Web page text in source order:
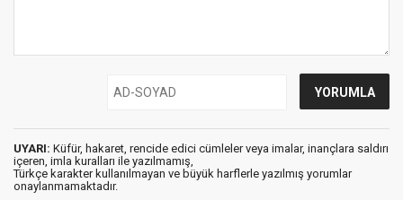
UYARI: Küfür, hakaret, rencide edici cümleler veya imalar, inançlara saldırı
içeren, imla kuralları ile yazılmamış,
Türkçe karakter kullanılmayan ve büyük harflerle yazılmış yorumlar
onaylanmamaktadır.